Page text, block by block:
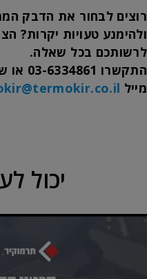
רוצים לבחור את הדבק
ולהימנע טעויות יקרות?
לרשותכם בכל שאלה.
התקשרו 03-
מייל
יכול